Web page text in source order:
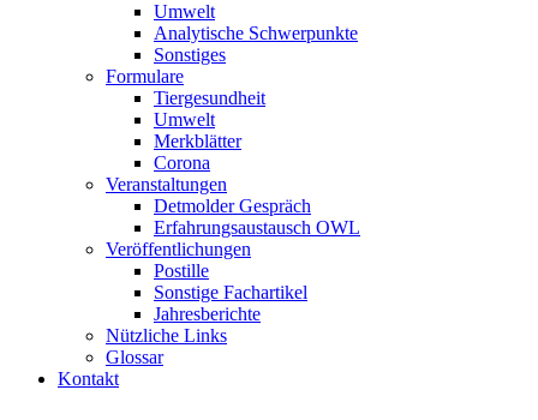
Umwelt
Analytische Schwerpunkte
Sonstiges
Formulare
Tiergesundheit
Umwelt
Merkblätter
Corona
Veranstaltungen
Detmolder Gespräch
Erfahrungsaustausch OWL
Veröffentlichungen
Postille
Sonstige Fachartikel
Jahresberichte
Nützliche Links
Glossar
Kontakt